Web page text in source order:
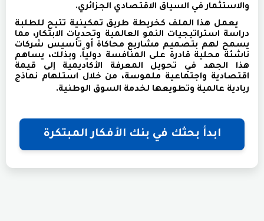
والاستثمار في السياق الاقتصادي الجزائري.
يعمل هذا الملف كخريطة طريق تمكينية تتيح للطلبة
دراسة استراتيجيات النمو العالمية وتحديات الابتكار، مما
يسمح لهم بتصميم مشاريع محاكاة أو تأسيس شركات
ناشئة محلية قادرة على المنافسة دولياً. وبذلك، يساهم
هذا الجهد في تحويل المعرفة الأكاديمية إلى قيمة
اقتصادية واجتماعية ملموسة، من خلال استلهام نماذج
ريادية عالمية وتطويعها لخدمة السوق الوطنية.
ابدأ بحثك في بنك الأفكار المبتكرة